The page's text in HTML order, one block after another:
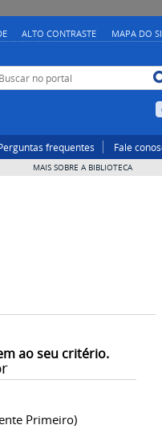
ALTO CONTRASTE MAPA DO
Buscar no portal
frequentes Fale
MAIS SOBRE A BIBLIOTECA
ao seu critério.
Primeiro)